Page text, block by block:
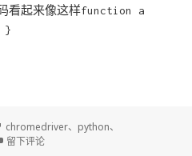
看起来像这样function a
}
标
签
chromedriver、 python、
于Python爬虫完全指导
留下评论